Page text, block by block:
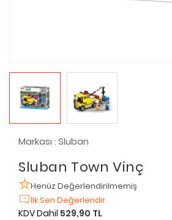
Markası : Sluban
Sluban Town Vinç
Henüz Değerlendirilmemiş
İlk Sen Değerlendir
KDV Dahil 529,90 TL